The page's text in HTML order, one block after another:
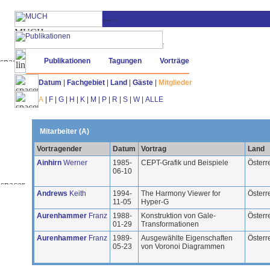
Publikationen Tagungen Vorträge
Datum Fachgebiet Land Gäste
Mitglieder
A
F G H K M P R S W ALLE
Mitarbeiter (A)
Vortragender Datum Vortrag
Land
Ainhirn Werner
1985-
06-10
CEPT-Grafik und Beispiele
Andrews Keith
1994-
11-05
The Harmony Viewer for
Hyper-G
Aurenhammer Franz
1988-
01-29
Konstruktion von Gale-
Transformationen
Aurenhammer Franz
1989-
05-23
Ausgewählte Eigenschaften
von Voronoi Diagrammen